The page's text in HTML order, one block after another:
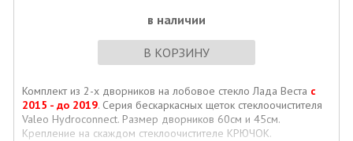
в наличии
В КОРЗИНУ
Комплект из 2-х дворников на лобовое стекло Лада Веста c
2015 - до 2019. Серия бескаркасных щеток стеклоочистителя
Valeo Hydroconnect. Размер дворников 60см и 45см.
Крепление на скаждом стеклоочистителе КРЮЧОК.